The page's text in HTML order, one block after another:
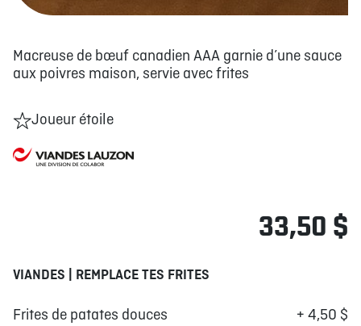
Macreuse de bœuf canadien AAA garnie d’une sauce
aux poivres maison, servie avec frites
Joueur étoile
33,50 $
VIANDES | REMPLACE TES FRITES
Frites de patates douces
+ 4,50 $